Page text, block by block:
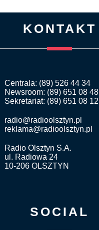
KONTAKT
Centrala: (89) 526 44 34
Newsroom: (89) 651 08 48
Sekretariat: (89) 651 08 12
radio@radioolsztyn.pl
reklama@radioolsztyn.pl
Radio Olsztyn S.A.
ul. Radiowa 24
10-206 OLSZTYN
SOCIAL